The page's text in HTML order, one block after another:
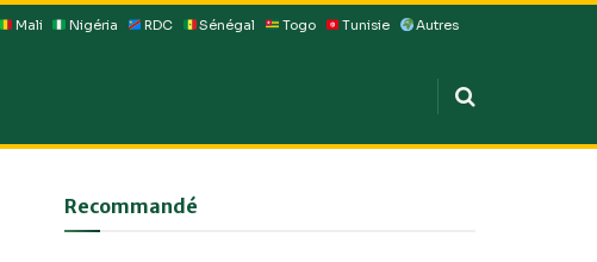
Mali Nigéria RDC Sénégal Togo Tunisie Autres
Recommandé